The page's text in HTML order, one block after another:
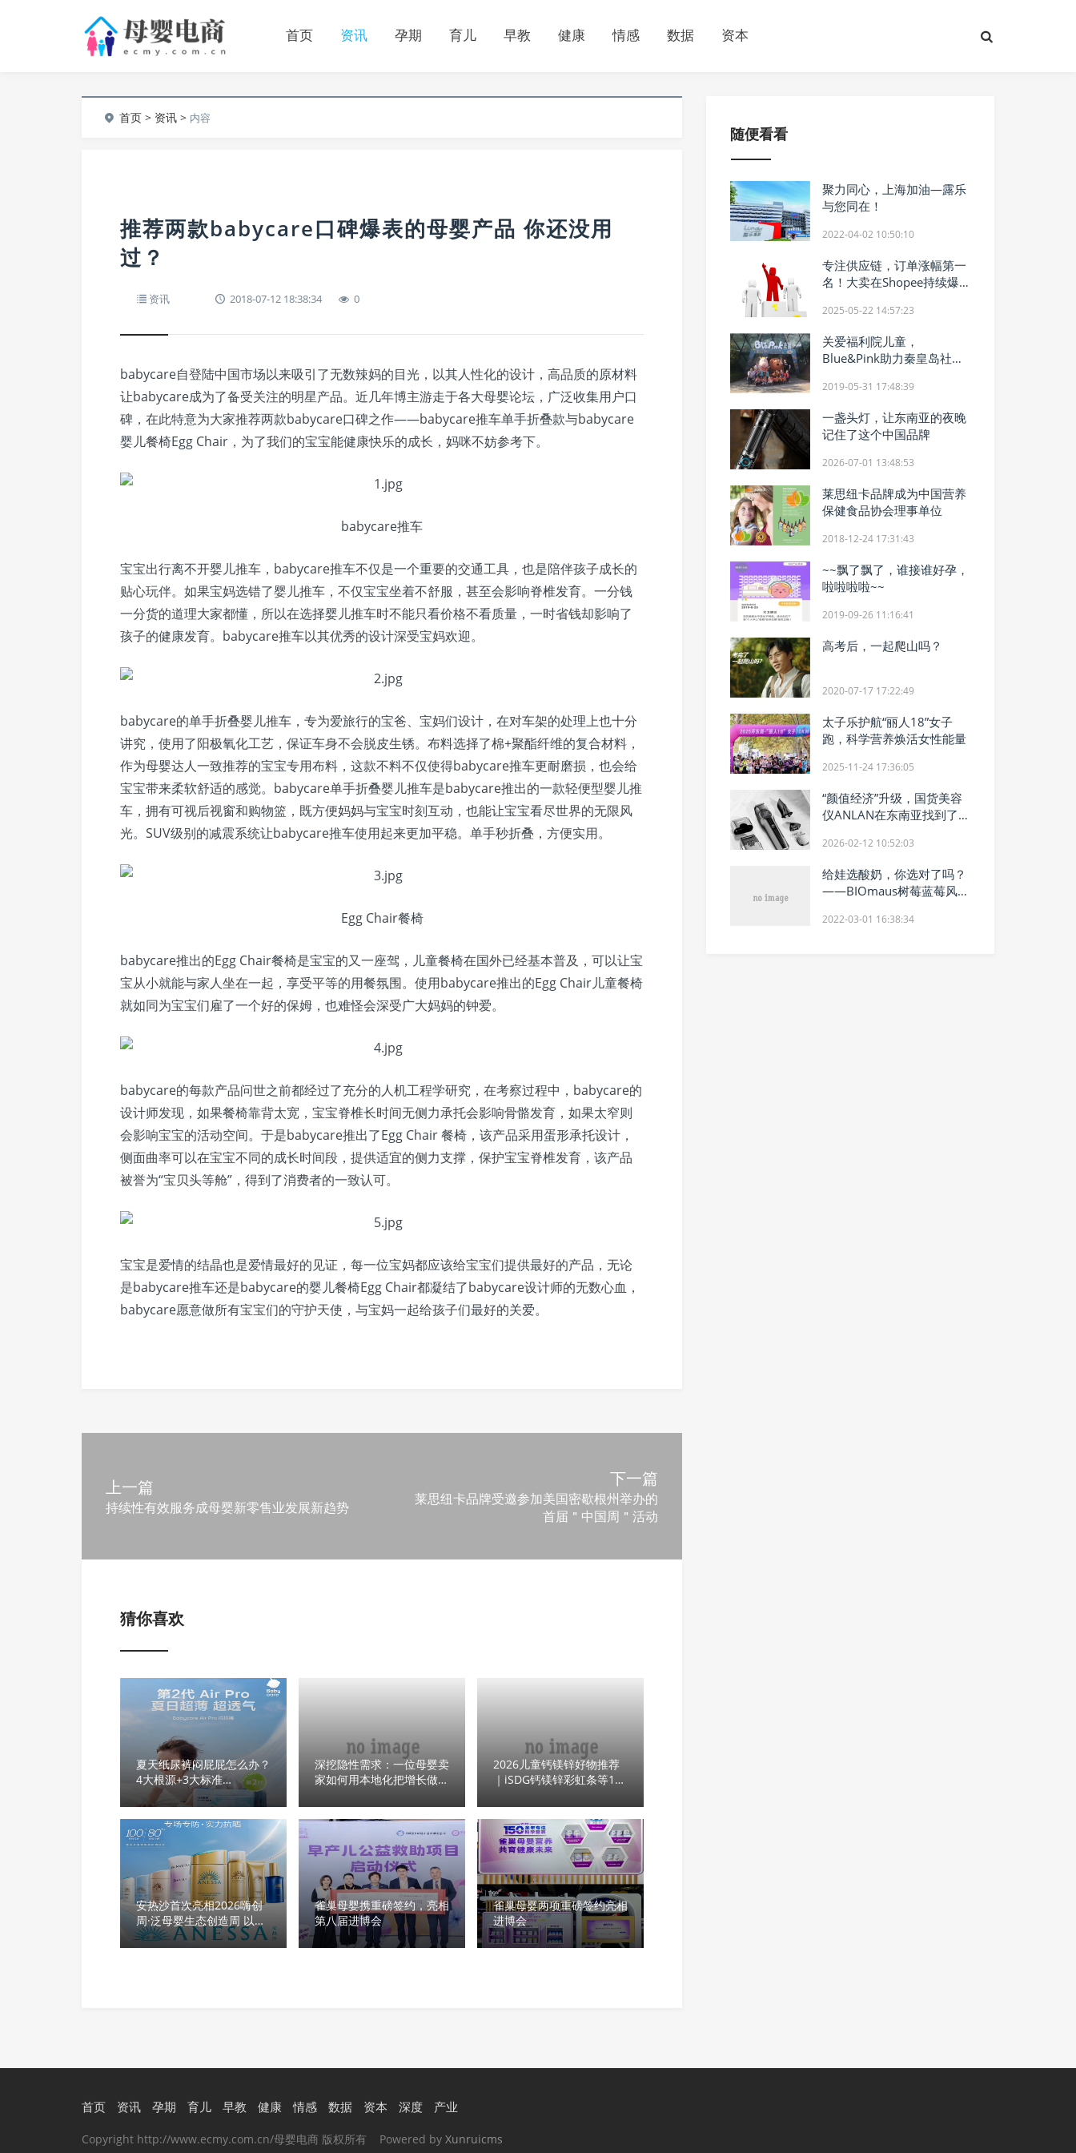
首页 资讯 孕期 育儿 早教 健康 情感 数据 资本
首页 > 资讯 > 内容
推荐两款babycare口碑爆表的母婴产品 你还没用
过？
资讯 2018-07-12 18:38:34 0
babycare自登陆中国市场以来吸引了无数辣妈的目光，以其人性化的设计，高品质的原材料
让babycare成为了备受关注的明星产品。近几年博主游走于各大母婴论坛，广泛收集用户口
碑，在此特意为大家推荐两款babycare口碑之作——babycare推车单手折叠款与babycare
婴儿餐椅Egg Chair，为了我们的宝宝能健康快乐的成长，妈咪不妨参考下。
babycare推车
宝宝出行离不开婴儿推车，babycare推车不仅是一个重要的交通工具，也是陪伴孩子成长的
贴心玩伴。如果宝妈选错了婴儿推车，不仅宝宝坐着不舒服，甚至会影响脊椎发育。一分钱
一分货的道理大家都懂，所以在选择婴儿推车时不能只看价格不看质量，一时省钱却影响了
孩子的健康发育。babycare推车以其优秀的设计深受宝妈欢迎。
babycare的单手折叠婴儿推车，专为爱旅行的宝爸、宝妈们设计，在对车架的处理上也十分
讲究，使用了阳极氧化工艺，保证车身不会脱皮生锈。布料选择了棉+聚酯纤维的复合材料，
作为母婴达人一致推荐的宝宝专用布料，这款不料不仅使得babycare推车更耐磨损，也会给
宝宝带来柔软舒适的感觉。babycare单手折叠婴儿推车是babycare推出的一款轻便型婴儿推
车，拥有可视后视窗和购物篮，既方便妈妈与宝宝时刻互动，也能让宝宝看尽世界的无限风
光。SUV级别的减震系统让babycare推车使用起来更加平稳。单手秒折叠，方便实用。
Egg Chair餐椅
babycare推出的Egg Chair餐椅是宝宝的又一座驾，儿童餐椅在国外已经基本普及，可以让宝
宝从小就能与家人坐在一起，享受平等的用餐氛围。使用babycare推出的Egg Chair儿童餐椅
就如同为宝宝们雇了一个好的保姆，也难怪会深受广大妈妈的钟爱。
babycare的每款产品问世之前都经过了充分的人机工程学研究，在考察过程中，babycare的
设计师发现，如果餐椅靠背太宽，宝宝脊椎长时间无侧力承托会影响骨骼发育，如果太窄则
会影响宝宝的活动空间。于是babycare推出了Egg Chair 餐椅，该产品采用蛋形承托设计，
侧面曲率可以在宝宝不同的成长时间段，提供适宜的侧力支撑，保护宝宝脊椎发育，该产品
被誉为“宝贝头等舱”，得到了消费者的一致认可。
宝宝是爱情的结晶也是爱情最好的见证，每一位宝妈都应该给宝宝们提供最好的产品，无论
是babycare推车还是babycare的婴儿餐椅Egg Chair都凝结了babycare设计师的无数心血，
babycare愿意做所有宝宝们的守护天使，与宝妈一起给孩子们最好的关爱。
上一篇
持续性有效服务成母婴新零售业发展新趋势
下一篇
莱思纽卡品牌受邀参加美国密歇根州举办的
首届＂中国周＂活动
猜你喜欢
夏天纸尿裤闷屁屁怎么办？
4大根源+3大标准
+Babycare6款场景化推荐
深挖隐性需求：一位母婴卖
家如何用本地化把增长做成
2026儿童钙镁锌好物推荐
｜iSDG钙镁锌彩虹条等10
安热沙首次亮相2026嗨创
周·泛母婴生态创造周 以全
新蓝宝瓶定义婴童防晒新标
杆
雀巢母婴携重磅签约，亮相
第八届进博会
雀巢母婴两项重磅签约亮相
进博会
随便看看
聚力同心，上海加油—露乐
与您同在！
2022-04-02 10:50:10
专注供应链，订单涨幅第一
名！大卖在Shopee持续爆
2025-05-22 14:57:23
关爱福利院儿童，
Blue&Pink助力秦皇岛社会
2019-05-31 17:48:39
一盏头灯，让东南亚的夜晚
记住了这个中国品牌
2026-07-01 13:48:53
莱思纽卡品牌成为中国营养
保健食品协会理事单位
2018-12-24 17:31:43
~~飘了飘了，谁接谁好孕，
啦啦啦啦~~
2019-09-26 11:16:41
高考后，一起爬山吗？
2020-07-17 17:22:49
太子乐护航“丽人18”女子
跑，科学营养焕活女性能量
2025-11-24 17:36:05
“颜值经济”升级，国货美容
仪ANLAN在东南亚找到了新
2026-02-12 10:52:03
给娃选酸奶，你选对了吗？
——BIOmaus树莓蓝莓风味
2022-03-01 16:38:34
首页 资讯 孕期 育儿 早教 健康 情感 数据 资本 深度 产业
Copyright http://www.ecmy.com.cn/母婴电商 版权所有 Powered by Xunruicms